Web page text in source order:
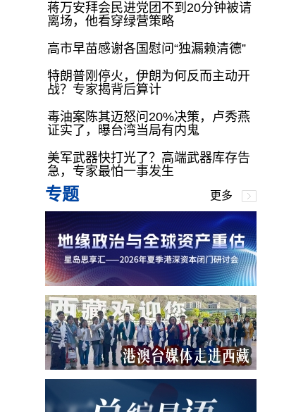
蒋万安拜会民进党团不到20分钟被请
离场，他看穿绿营策略
高市早苗感谢各国慰问“独漏赖清德”
特朗普刚停火，伊朗为何反而主动开
战？专家揭背后算计
毒油案陈其迈怒问20%决策，卢秀燕
证实了，曝台湾当局有内鬼
美军武器快打光了？高端武器库存告
急，专家最怕一事发生
专题 更多